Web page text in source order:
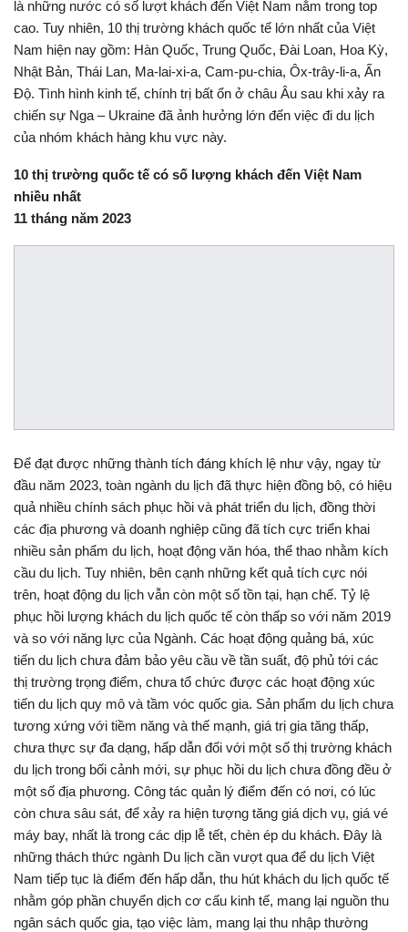
là những nước có số lượt khách đến Việt Nam nằm trong top
cao. Tuy nhiên, 10 thị trường khách quốc tế lớn nhất của Việt
Nam hiện nay gồm: Hàn Quốc, Trung Quốc, Đài Loan, Hoa Kỳ,
Nhật Bản, Thái Lan, Ma-lai-xi-a, Cam-pu-chia, Ôx-trây-li-a, Ấn
Độ. Tình hình kinh tế, chính trị bất ổn ở châu Âu sau khi xảy ra
chiến sự Nga – Ukraine đã ảnh hưởng lớn đến việc đi du lịch
của nhóm khách hàng khu vực này.
10 thị trường quốc tế có số lượng khách đến Việt Nam
nhiều nhất
11 tháng năm 2023
Để đạt được những thành tích đáng khích lệ như vậy, ngay từ
đầu năm 2023, toàn ngành du lịch đã thực hiện đồng bộ, có hiệu
quả nhiều chính sách phục hồi và phát triển du lịch, đồng thời
các địa phương và doanh nghiệp cũng đã tích cực triển khai
nhiều sản phẩm du lịch, hoạt động văn hóa, thể thao nhằm kích
cầu du lịch. Tuy nhiên, bên cạnh những kết quả tích cực nói
trên, hoạt động du lịch vẫn còn một số tồn tại, hạn chế. Tỷ lệ
phục hồi lượng khách du lịch quốc tế còn thấp so với năm 2019
và so với năng lực của Ngành. Các hoạt động quảng bá, xúc
tiến du lịch chưa đảm bảo yêu cầu về tần suất, độ phủ tới các
thị trường trọng điểm, chưa tổ chức được các hoạt động xúc
tiến du lịch quy mô và tầm vóc quốc gia. Sản phẩm du lịch chưa
tương xứng với tiềm năng và thế mạnh, giá trị gia tăng thấp,
chưa thực sự đa dạng, hấp dẫn đối với một số thị trường khách
du lịch trong bối cảnh mới, sự phục hồi du lịch chưa đồng đều ở
một số địa phương. Công tác quản lý điểm đến có nơi, có lúc
còn chưa sâu sát, để xảy ra hiện tượng tăng giá dịch vụ, giá vé
máy bay, nhất là trong các dịp lễ tết, chèn ép du khách. Đây là
những thách thức ngành Du lịch cần vượt qua để du lịch Việt
Nam tiếp tục là điểm đến hấp dẫn, thu hút khách du lịch quốc tế
nhằm góp phần chuyển dịch cơ cấu kinh tế, mang lại nguồn thu
ngân sách quốc gia, tạo việc làm, mang lại thu nhập thường